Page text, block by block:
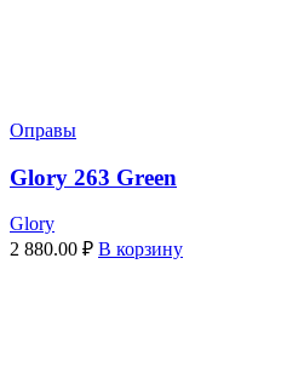
Оправы
Glory 263 Green
Glory
2 880.00 ₽ В корзину